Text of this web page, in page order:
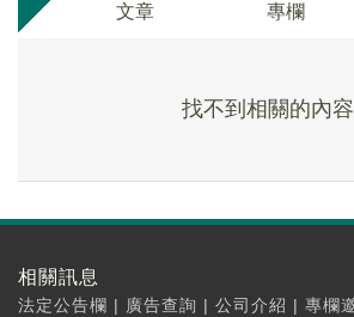
文章 專欄
找不到相關的內容
相關訊息
法定公告欄 | 廣告查詢 | 公司介紹 | 專欄